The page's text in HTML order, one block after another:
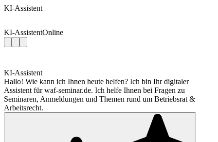
KI-Assistent
KI-AssistentOnline
KI-Assistent
Hallo! Wie kann ich Ihnen heute helfen? Ich bin Ihr digitaler
Assistent für waf-seminar.de. Ich helfe Ihnen bei Fragen zu
Seminaren, Anmeldungen und Themen rund um Betriebsrat &
Arbeitsrecht.